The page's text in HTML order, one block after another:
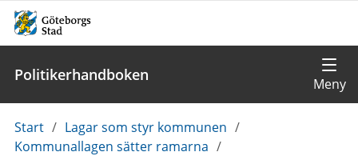
Politikerhandboken
Du
är
Start / Lagar som styr kommunen /
Kommunallagen sätter ramarna /